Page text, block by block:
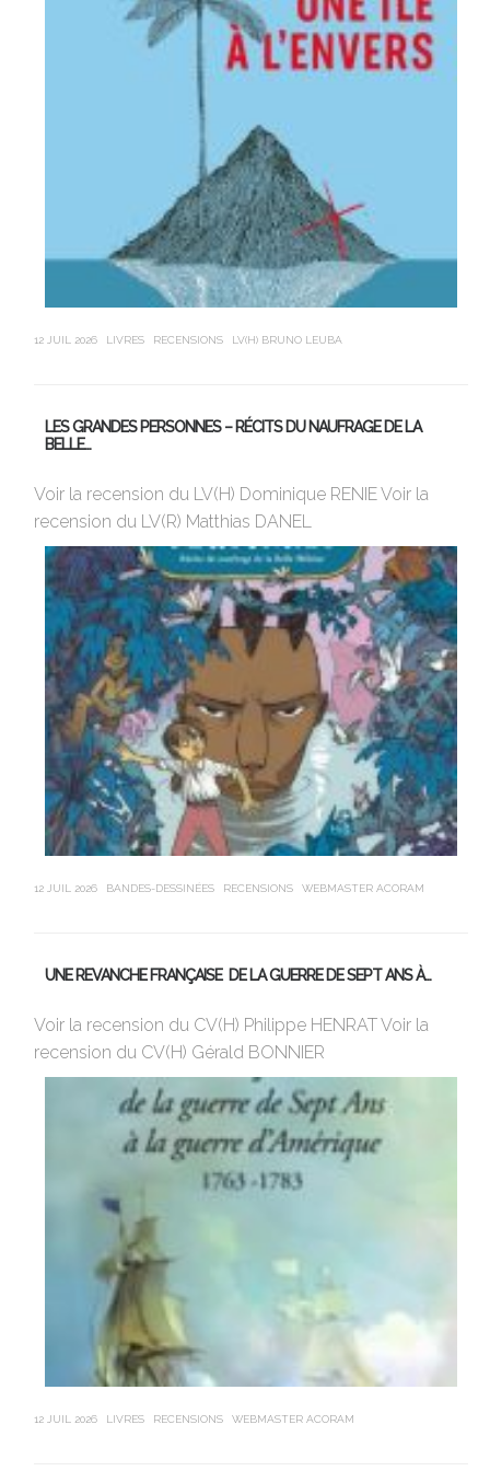
12 JUIL 2026 LIVRES RECENSIONS LV(H) BRUNO LEUBA
LES GRANDES PERSONNES – RÉCITS DU NAUFRAGE DE LA
BELLE…
Voir la recension du LV(H) Dominique RENIE Voir la
recension du LV(R) Matthias DANEL
12 JUIL 2026 BANDES-DESSINÉES RECENSIONS WEBMASTER ACORAM
UNE REVANCHE FRANÇAISE DE LA GUERRE DE SEPT ANS À…
Voir la recension du CV(H) Philippe HENRAT Voir la
recension du CV(H) Gérald BONNIER
12 JUIL 2026 LIVRES RECENSIONS WEBMASTER ACORAM